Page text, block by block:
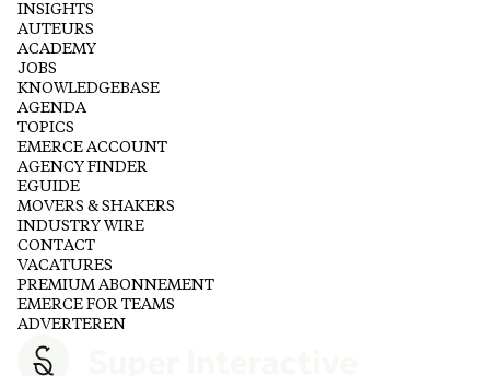
INSIGHTS
AUTEURS
ACADEMY
JOBS
KNOWLEDGEBASE
AGENDA
TOPICS
EMERCE ACCOUNT
AGENCY FINDER
EGUIDE
MOVERS & SHAKERS
INDUSTRY WIRE
CONTACT
VACATURES
PREMIUM ABONNEMENT
EMERCE FOR TEAMS
ADVERTEREN